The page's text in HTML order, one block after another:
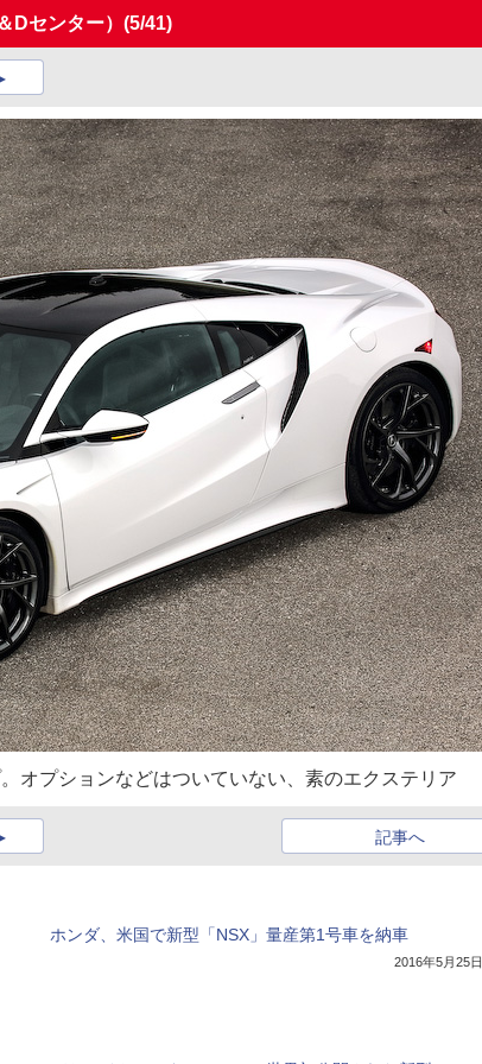
Dセンター） (5/41)
オプションなどはついていない、素のエクステリア
記事へ
ホンダ、米国で新型「NSX」量産第1号車を納車
2016年5月25日